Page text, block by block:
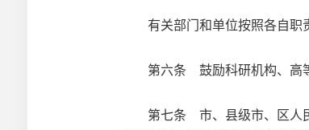
有关部门和单位按照各自职责
第六条 鼓励科研机构、高等
第七条 市、县级市、区人民